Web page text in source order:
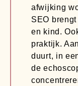
afwijking
SEO
en kind.
praktijk.
duurt, in
de